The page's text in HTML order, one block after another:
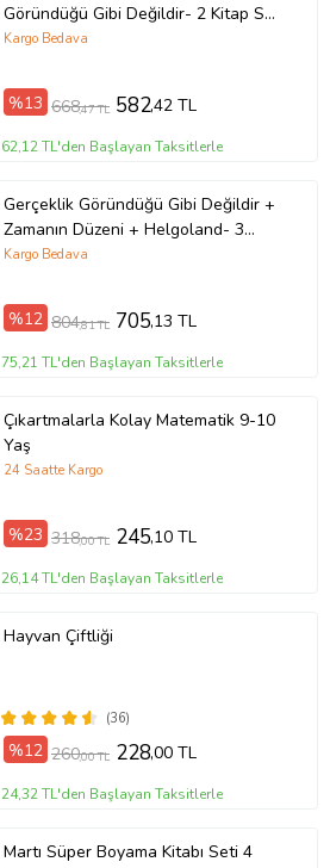
Göründüğü Gibi Değildir- 2 Kitap Set
- Iş Bankası Özel Set Zamanın
Kargo Bedava
%13 668,47 TL 582,42 TL
62,12 TL'den Başlayan Taksitlerle
Gerçeklik Göründüğü Gibi Değildir +
Zamanın Düzeni + Helgoland- 3
Kitap Set - Iş Bankası Özel Set
Kargo Bedava
%12 804,81 TL 705,13 TL
75,21 TL'den Başlayan Taksitlerle
Çıkartmalarla Kolay Matematik 9-10
Yaş
24 Saatte Kargo
%23 318,00 TL 245,10 TL
26,14 TL'den Başlayan Taksitlerle
Hayvan Çiftliği
(36)
%12 260,00 TL 228,00 TL
24,32 TL'den Başlayan Taksitlerle
Martı Süper Boyama Kitabı Seti 4